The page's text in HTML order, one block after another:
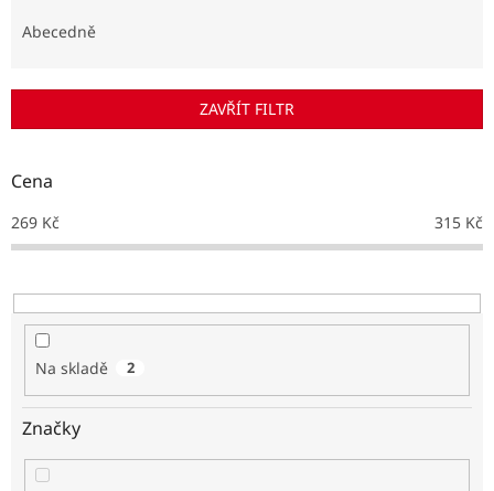
r
d
k
t
Abecedně
ZAVŘÍT FILTR
Cena
269 Kč 315 Kč
Na skladě 2
Značky